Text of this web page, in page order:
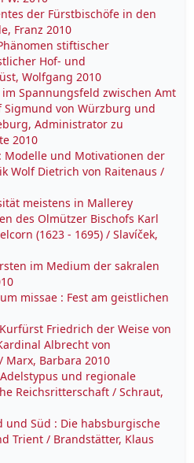
der Fürstbischöfe in den
Franz 2010
stiftischer
Hof- und
Wolfgang 2010
Spannungsfeld zwischen Amt
Sigmund von Würzburg und
Administrator zu
2010
Modelle und Motivationen der
Wolf Dietrich von Raitenaus /
meistens in Mallerey
des Olmützer Bischofs Karl
(1623 - 1695) / Slavíček,
im Medium der sakralen
missae : Fest am geistlichen
Friedrich der Weise von
Albrecht von
Marx, Barbara 2010
und regionale
Reichsritterschaft / Schraut,
und Süd : Die habsburgische
Trient / Brandstätter, Klaus